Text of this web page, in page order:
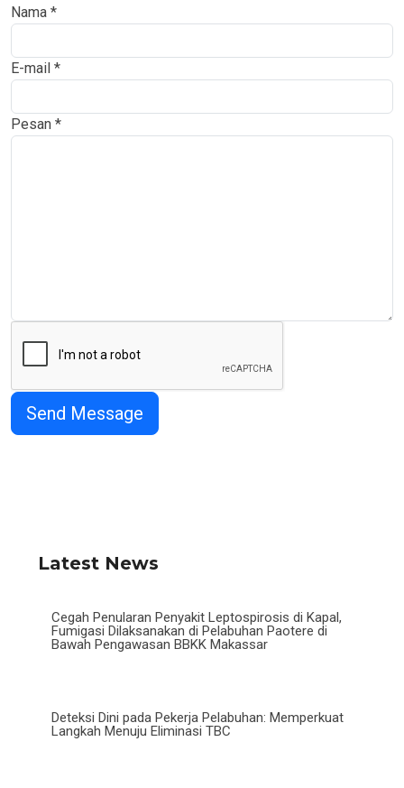
Nama *
E-mail *
Pesan *
Latest News
Cegah Penularan Penyakit Leptospirosis di Kapal,
Fumigasi Dilaksanakan di Pelabuhan Paotere di
Bawah Pengawasan BBKK Makassar
Deteksi Dini pada Pekerja Pelabuhan: Memperkuat
Langkah Menuju Eliminasi TBC